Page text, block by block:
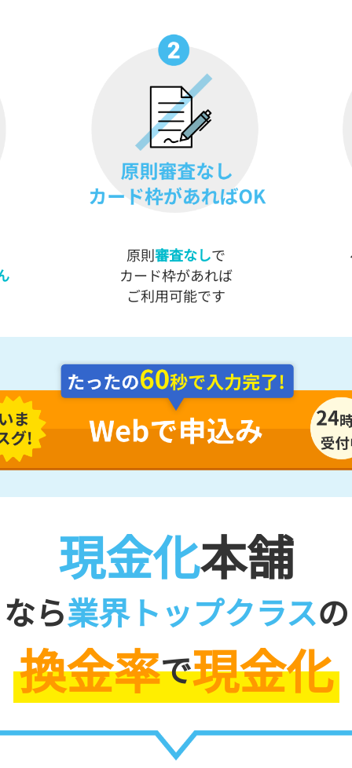
原則審査なしで
カード枠があれば
ご利用可能です
現金化本舗
なら業界トップクラスの
換金率で現金化